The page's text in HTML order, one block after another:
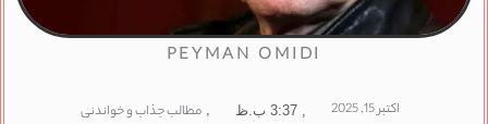
PEYMAN OMIDI
اکتبر 15, 2025 , 3:37 ب.ظ مطالب جذاب و خواندنی